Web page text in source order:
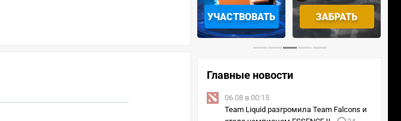
УЧАСТВОВАТЬ ЗАБРАТЬ
Главные новости
06.08 в 00:15
Team Liquid разгромила Team Falcons и